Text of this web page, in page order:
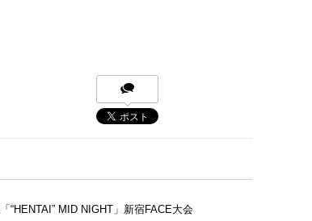
“HENTAI” MID NIGHT」新宿FACE大会